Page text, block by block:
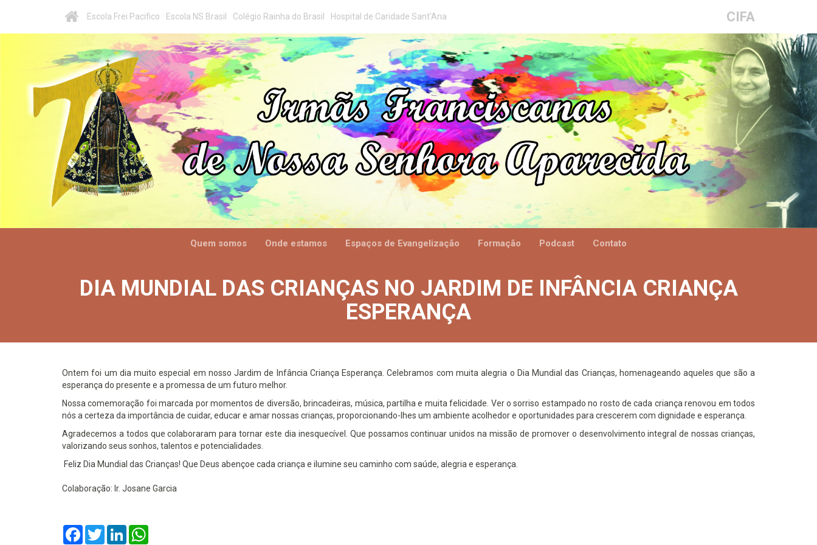
Escola Frei Pacifico Escola NS Brasil Colégio Rainha do Brasil Hospital de Caridade Sant'Ana CIFA
Quem somos Onde estamos Espaços de Evangelização Formação Podcast Contato
DIA MUNDIAL DAS CRIANÇAS NO JARDIM DE INFÂNCIA CRIANÇA
ESPERANÇA
Ontem foi um dia muito especial em nosso Jardim de Infância Criança Esperança. Celebramos com muita alegria o Dia Mundial das Crianças, homenageando aqueles que são a
esperança do presente e a promessa de um futuro melhor.
Nossa comemoração foi marcada por momentos de diversão, brincadeiras, música, partilha e muita felicidade. Ver o sorriso estampado no rosto de cada criança renovou em todos
nós a certeza da importância de cuidar, educar e amar nossas crianças, proporcionando-lhes um ambiente acolhedor e oportunidades para crescerem com dignidade e esperança.
Agradecemos a todos que colaboraram para tornar este dia inesquecível. Que possamos continuar unidos na missão de promover o desenvolvimento integral de nossas crianças,
valorizando seus sonhos, talentos e potencialidades.
Feliz Dia Mundial das Crianças! Que Deus abençoe cada criança e ilumine seu caminho com saúde, alegria e esperança.
Colaboração: Ir. Josane Garcia
FacebookTwitterLinkedIn